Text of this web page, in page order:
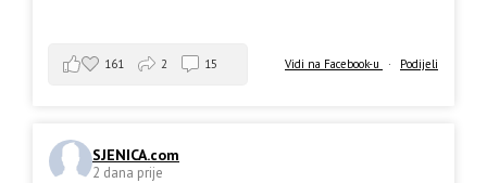
Vidi na Facebook-u · Podijeli
161 2 15
SJENICA.com
2 dana prije